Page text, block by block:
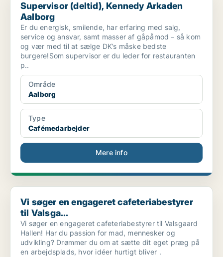
Supervisor (deltid), Kennedy Arkaden
Aalborg
Er du energisk, smilende, har erfaring med salg,
service og ansvar, samt masser af gåpåmod – så kom
og vær med til at sælge DK’s måske bedste
burgere!Som supervisor er du leder for restauranten
p..
Område
Aalborg
Type
Cafémedarbejder
Mere info
Vi søger en engageret cafeteriabestyrer til Valsga...
Vi søger en engageret cafeteriabestyrer
til Valsga...
Vi søger en engageret cafeteriabestyrer til Valsgaard
Hallen! Har du passion for mad, mennesker og
udvikling? Drømmer du om at sætte dit eget præg på
en arbejdsplads, hvor idéer hurtigt bliver .